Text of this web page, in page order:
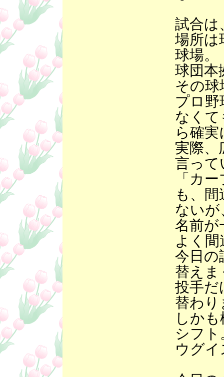
試合は
場所は
球場。
球団本
その
プロ野
なくて
ら確
実際、
言って
「カ
も、
ないが
名前が
よく
今日の
替えま
投手だ
替わり
しか
シフト
ウグ